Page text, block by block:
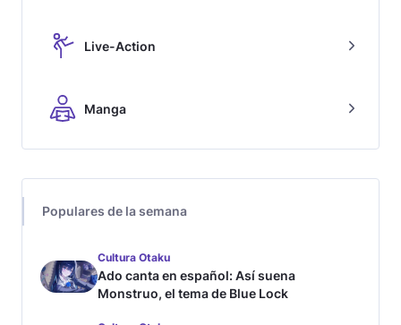
Live-Action
Manga
Populares de la semana
Cultura Otaku
Ado canta en español: Así suena
Monstruo, el tema de Blue Lock